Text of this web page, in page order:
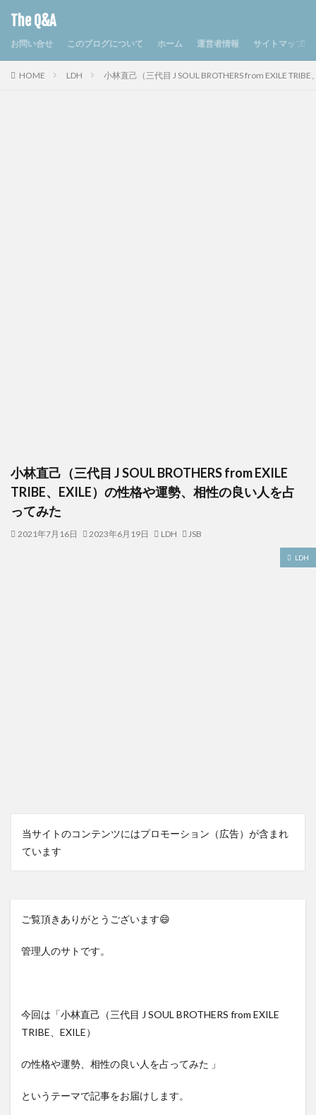
The Q&A
お問い合せ このブログについて ホーム 運営者情報 サイトマップ
HOME LDH 小林直己（三代目 J SOUL BROTHERS from EXILE
小林直己（三代目 J SOUL BROTHERS from EXILE
TRIBE、EXILE）の性格や運勢、相性の良い人を占
ってみた
2021年7月16日 2023年6月19日 LDH JSB
LDH
当サイトのコンテンツにはプロモーション（広告）が含まれ
ています
ご覧頂きありがとうございます😄
管理人のサトです。
今回は「小林直己（三代目 J SOUL BROTHERS from EXILE
TRIBE、EXILE）
の性格や運勢、相性の良い人を占ってみた 」
というテーマで記事をお届けします。